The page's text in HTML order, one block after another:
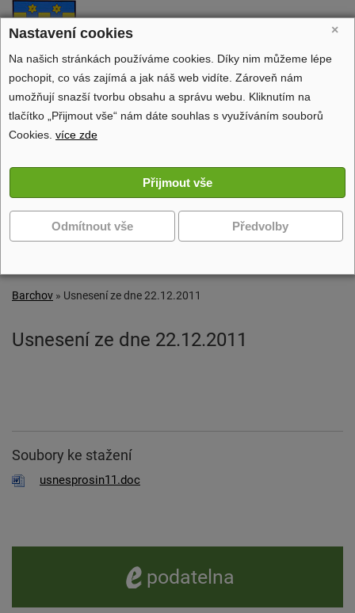
Barchov
oficiální stránky obce
Obecní úřad
Volný čas
Zobrazit další navigaci
Barchov » Usnesení ze dne 22.12.2011
Usnesení ze dne 22.12.2011
Soubory ke stažení
usnesprosin11.doc
e -podatelna
×
Nastavení cookies
Na našich stránkách používáme cookies. Díky nim můžeme lépe
pochopit, co vás zajímá a jak náš web vidíte. Zároveň nám
umožňují snazší tvorbu obsahu a správu webu. Kliknutím na
tlačítko „Přijmout vše“ nám dáte souhlas s využíváním souborů
Cookies. více zde